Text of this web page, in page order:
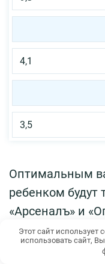
4,1
3,5
Оптимальным
ребенком будут
«Арсеналъ» и
«Либерти»
Этот сайт
использовать сайт,